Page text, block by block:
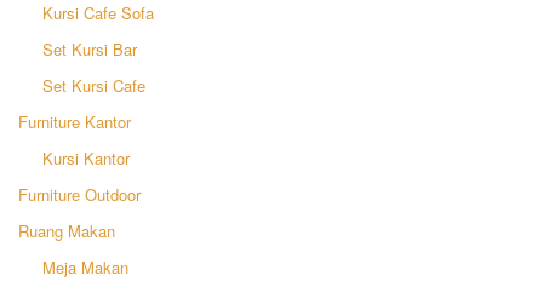
Kursi Cafe Sofa
Set Kursi Bar
Set Kursi Cafe
Furniture Kantor
Kursi Kantor
Furniture Outdoor
Ruang Makan
Meja Makan